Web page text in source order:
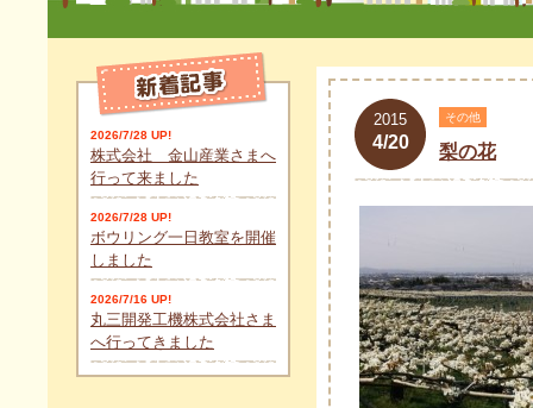
2015
4/20
その他
梨の花
2026/7/28 UP!
株式会社 金山産業さまへ
行って来ました
2026/7/28 UP!
ボウリング一日教室を開催
しました
2026/7/16 UP!
丸三開発工機株式会社さま
へ行ってきました